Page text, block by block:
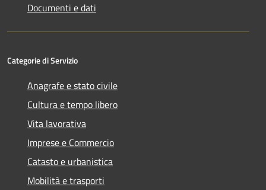
Documenti e dati
Categorie di Servizio
Anagrafe e stato civile
Cultura e tempo libero
Vita lavorativa
Imprese e Commercio
Catasto e urbanistica
Mobilità e trasporti